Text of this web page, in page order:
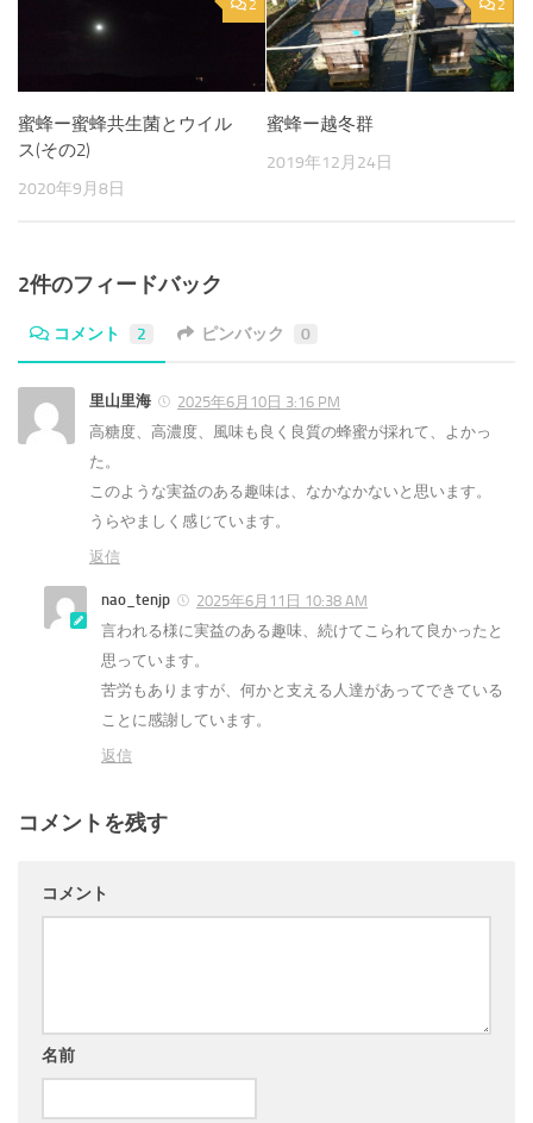
2
蜜蜂ー蜜蜂共生菌とウイル
ス(その2)
2020年9月8日
2
蜜蜂ー越冬群
2019年12月24日
2件のフィードバック
コメント 2 ピンバック 0
里山里海
2025年6月10日 3:16 PM
高糖度、高濃度、風味も良く良質の蜂蜜が採れて、よかっ
た。
このような実益のある趣味は、なかなかないと思います。
うらやましく感じています。
返信
nao_tenjp
2025年6月11日 10:38 AM
言われる様に実益のある趣味、続けてこられて良かったと
思っています。
苦労もありますが、何かと支える人達があってできている
ことに感謝しています。
返信
コメントを残す
コメント
名前